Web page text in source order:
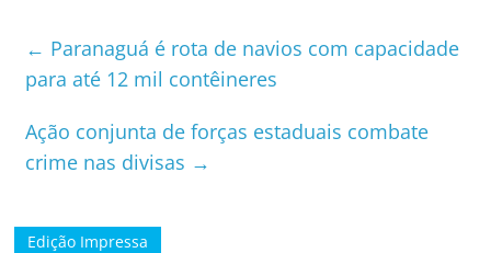
← Paranaguá é rota de navios com capacidade
para até 12 mil contêineres
Ação conjunta de forças estaduais combate
crime nas divisas →
Edição Impressa